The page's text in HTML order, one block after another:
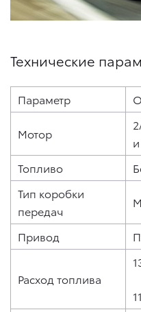
Технические
Параметр
Мотор
Топливо
Тип коробки
передач
Привод
Расход топлива